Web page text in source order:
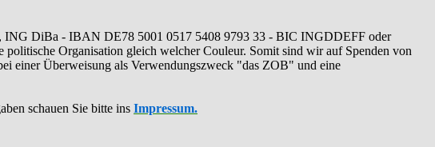
DiBa - IBAN DE78 5001 0517 5408 9793 33 - BIC INGDDEFF oder
Organisation gleich welcher Couleur. Somit sind wir auf Spenden von
einer Überweisung als Verwendungszweck "das ZOB" und eine
schauen Sie bitte ins Impressum.